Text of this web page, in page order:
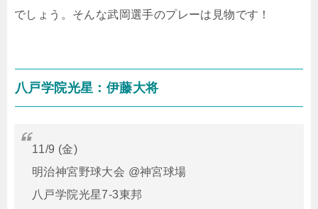
でしょう。そんな武岡選手のプレーは見物です！
八戸学院光星：伊藤大将
11/9 (金)
明治神宮野球大会 @神宮球場
八戸学院光星7-3東邦